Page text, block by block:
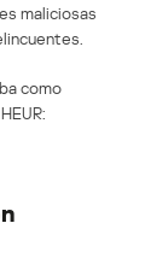
maliciosas
como